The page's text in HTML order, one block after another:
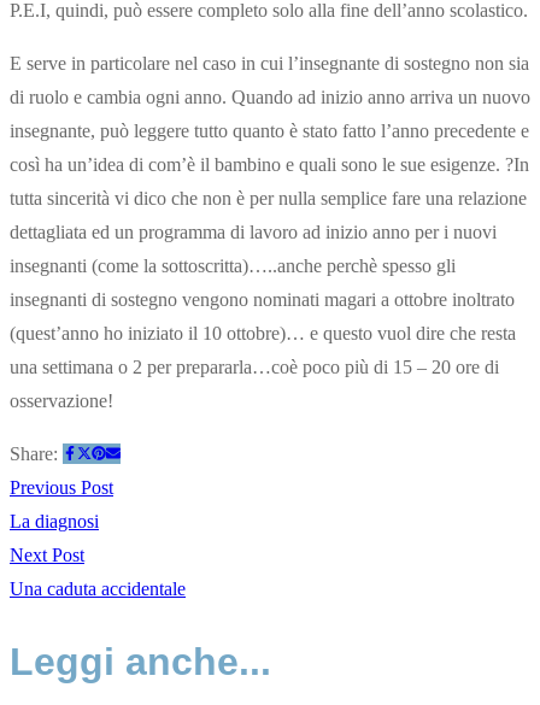
P.E.I, quindi, può essere completo solo alla fine dell’anno scolastico.
E serve in particolare nel caso in cui l’insegnante di sostegno non sia
di ruolo e cambia ogni anno. Quando ad inizio anno arriva un nuovo
insegnante, può leggere tutto quanto è stato fatto l’anno precedente e
così ha un’idea di com’è il bambino e quali sono le sue esigenze. ?In
tutta sincerità vi dico che non è per nulla semplice fare una relazione
dettagliata ed un programma di lavoro ad inizio anno per i nuovi
insegnanti (come la sottoscritta)…..anche perchè spesso gli
insegnanti di sostegno vengono nominati magari a ottobre inoltrato
(quest’anno ho iniziato il 10 ottobre)… e questo vuol dire che resta
una settimana o 2 per prepararla…coè poco più di 15 – 20 ore di
osservazione!
Share:
Previous Post
La diagnosi
Next Post
Una caduta accidentale
Leggi anche...